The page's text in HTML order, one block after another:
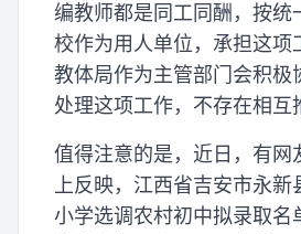
编教师都是同工同酬，按统
校作为用人单位，承担这项
教体局作为主管部门会积极
处理这项工作，不存在相互
值得注意的是，近日，有网
上反映，江西省吉安市永
小学选调农村初中拟录取名